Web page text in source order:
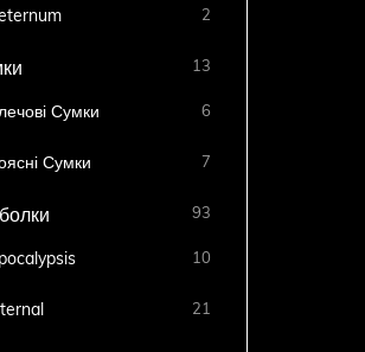
2
13
Сумки 6
Сумки 7
93
10
21